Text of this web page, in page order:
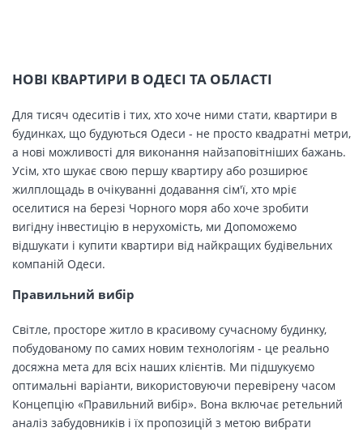
НОВІ КВАРТИРИ В ОДЕСІ ТА ОБЛАСТІ
Для тисяч одеситів і тих, хто хоче ними стати, квартири в
будинках, що будуються Одеси - не просто квадратні метри,
а нові можливості для виконання найзаповітніших бажань.
Усім, хто шукає свою першу квартиру або розширює
жилплощадь в очікуванні додавання сім'ї, хто мріє
оселитися на березі Чорного моря або хоче зробити
вигідну інвестицію в нерухомість, ми Допоможемо
відшукати і купити квартири від найкращих будівельних
компаній Одеси.
Правильний вибір
Світле, просторе житло в красивому сучасному будинку,
побудованому по самих новим технологіям - це реально
досяжна мета для всіх наших клієнтів. Ми підшукуємо
оптимальні варіанти, використовуючи перевірену часом
Концепцію «Правильний вибір». Вона включає ретельний
аналіз забудовників і їх пропозицій з метою вибрати